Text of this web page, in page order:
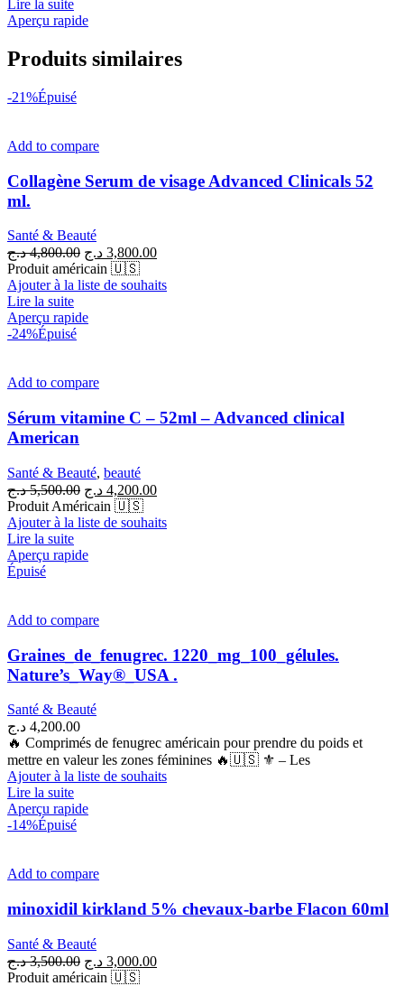
Lire la suite
Aperçu rapide
Produits similaires
-21%Épuisé
Add to compare
Collagène Serum de visage Advanced Clinicals 52
ml.
Santé & Beauté
4,800.00 د.ج
Le
prix
initial
3,800.00 د.ج
Le
actuel
Produit américain 🇺🇸
Ajouter à la liste de souhaits
Lire la suite
Aperçu rapide
-24%Épuisé
Add to compare
Sérum vitamine C – 52ml – Advanced clinical
American
Santé & Beauté, beauté
5,500.00 د.ج
Le
prix
initial
4,200.00 د.ج
Le
actuel
Produit Américain 🇺🇸
Ajouter à la liste de souhaits
Lire la suite
Aperçu rapide
Épuisé
Add to compare
Graines_de_fenugrec. 1220_mg_100_gélules.
Nature’s_Way®_USA .
Santé & Beauté
4,200.00 د.ج
🔥 Comprimés de fenugrec américain pour prendre du poids et
mettre en valeur les zones féminines 🔥🇺🇸 ⚜ – Les
Ajouter à la liste de souhaits
Lire la suite
Aperçu rapide
-14%Épuisé
Add to compare
minoxidil kirkland 5% chevaux-barbe Flacon 60ml
Santé & Beauté
3,500.00 د.ج
Le
prix
3,000.00 د.ج
Le
Produit américain 🇺🇸